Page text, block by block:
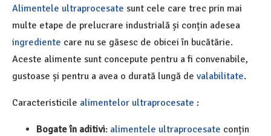
Alimentele ultraprocesate sunt cele care trec prin mai
multe etape de prelucrare industrială și conțin adesea
ingrediente care nu se găsesc de obicei în bucătărie.
Aceste alimente sunt concepute pentru a fi convenabile,
gustoase și pentru a avea o durată lungă de valabilitate.
Caracteristicile alimentelor ultraprocesate :
Bogate în aditivi: alimentele ultraprocesate conțin